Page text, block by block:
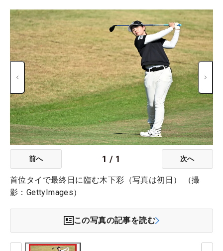
前へ 1 / 1 次へ
首位タイで最終日に臨む木下彩（写真は初日） （撮
影：GettyImages）
この写真の記事を読む